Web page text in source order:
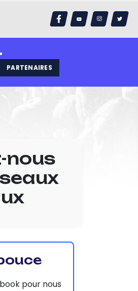
PARTENAIRES
nous
pour nous